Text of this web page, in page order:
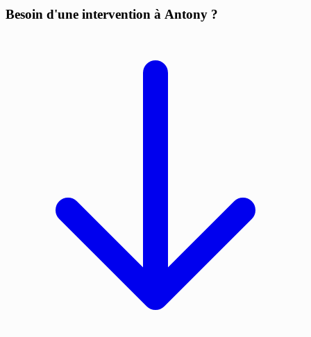
Besoin d'une intervention à Antony ?